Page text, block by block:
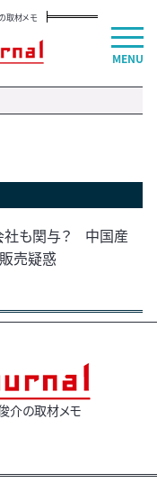
取材メモ
社も関与？ 中国産
売疑惑
介の取材メモ
MENU